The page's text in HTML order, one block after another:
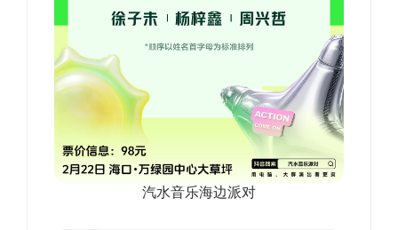
汽水音乐海边派对